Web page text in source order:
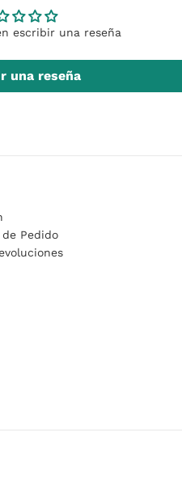
escribir una reseña
una reseña
Pedido